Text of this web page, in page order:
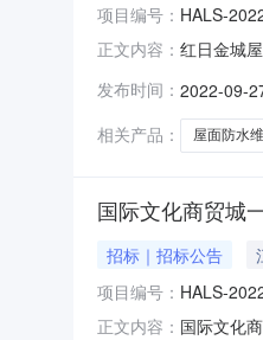
项目编号： HALS-
正文内容： 红日金城
金城屋面
张如松、郜
发布时间： 2022-09-
相关产品：
屋面防水
国际文化商贸城
招标｜招标公告
项目编号： HALS-
正文内容： 国际文化